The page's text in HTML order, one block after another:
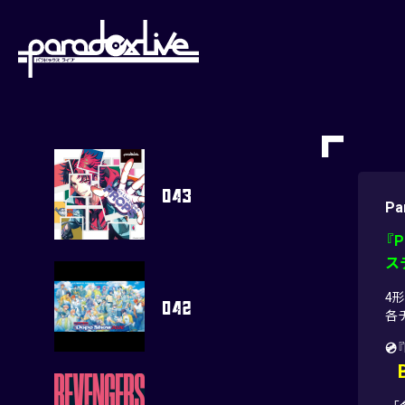
『
ス
4
各
💿